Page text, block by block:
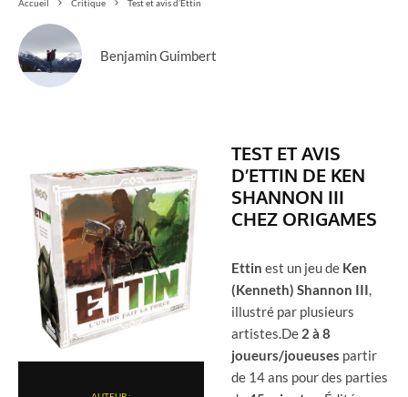
Accueil Critique Test et avis d’Ettin
Benjamin Guimbert
TEST ET AVIS
D’ETTIN DE KEN
SHANNON III
CHEZ ORIGAMES
Ettin est un jeu de Ken
(Kenneth) Shannon III,
illustré par plusieurs
artistes.De 2 à 8
joueurs/joueuses partir
de 14 ans pour des parties